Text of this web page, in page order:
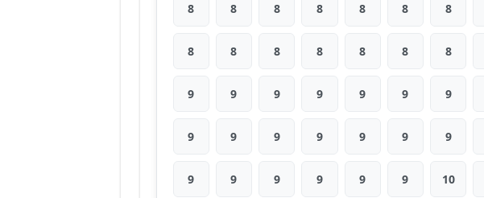
8 8 8 8 8 8 8
8 8 8 8 8 8 8
9 9 9 9 9 9 9
9 9 9 9 9 9 9
9 9 9 9 9 9 10